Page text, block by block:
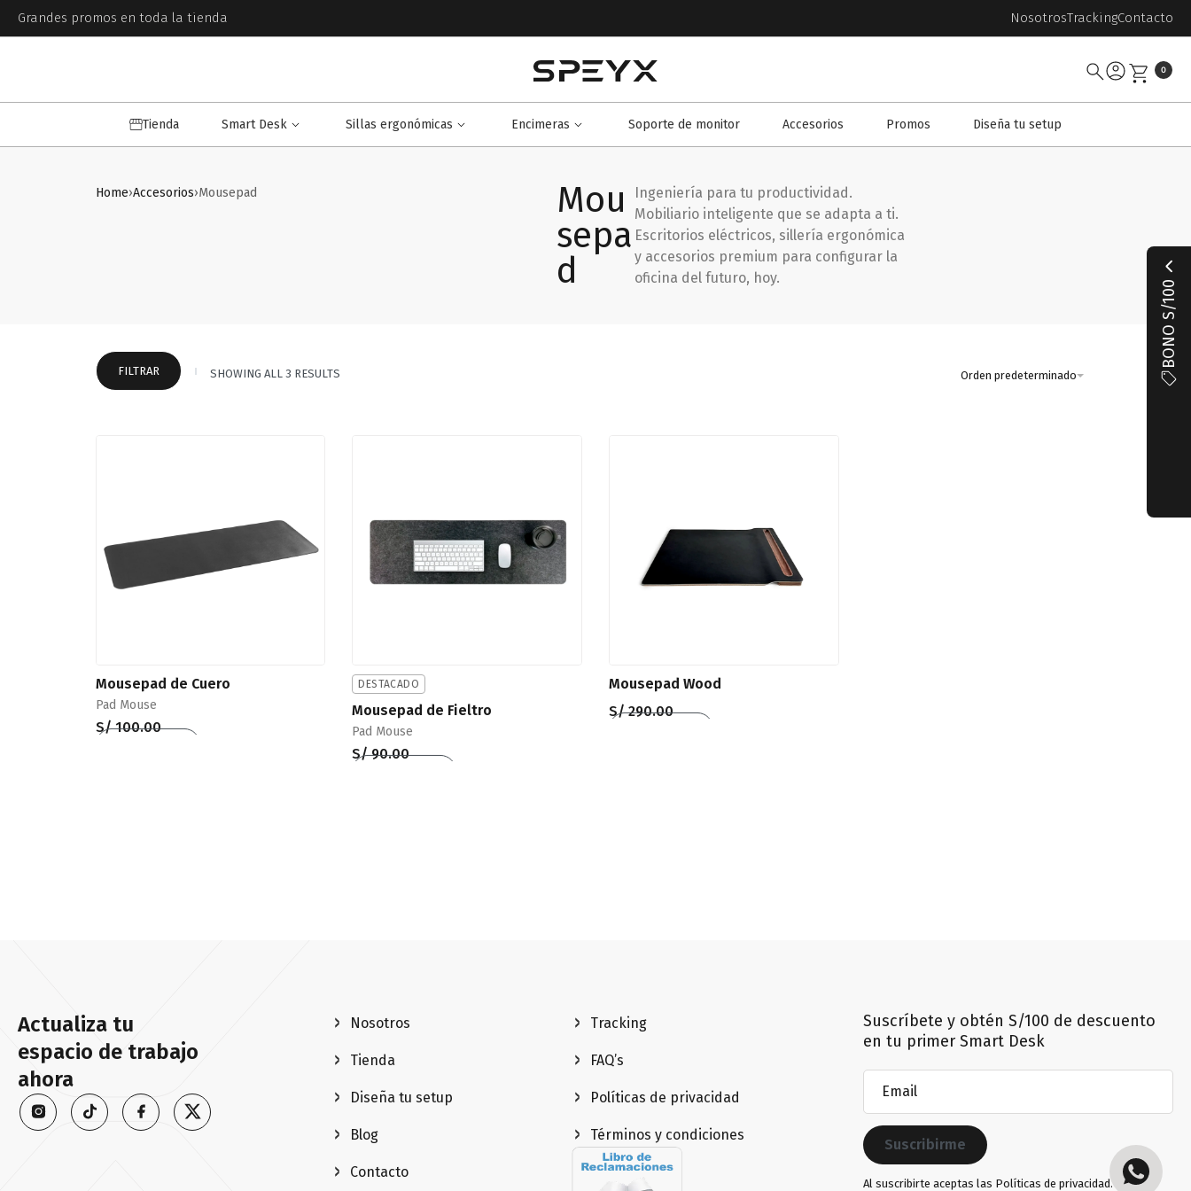
Grandes promos en toda la tienda NosotrosTrackingContacto
0
Tienda Smart Desk Sillas ergonómicas Encimeras Soporte de monitor Accesorios Promos Diseña tu setup
Home›Accesorios›Mousepad
Mou
sepa
d
Ingeniería para tu productividad.
Mobiliario inteligente que se adapta a ti.
Escritorios eléctricos, sillería ergonómica
y accesorios premium para configurar la
oficina del futuro, hoy.
SHOWING ALL 3 RESULTS Orden predeterminado
FILTRAR
Mousepad de Cuero
Pad Mouse
S/100.00
DESTACADO
Mousepad de Fieltro
Pad Mouse
S/90.00
Mousepad Wood
S/290.00
Actualiza tu
espacio de trabajo
ahora
Nosotros
Tienda
Diseña tu setup
Blog
Contacto
Tracking
FAQ’s
Políticas de privacidad
Términos y condiciones
Suscríbete y obtén S/100 de descuento
en tu primer Smart Desk
(Obligatorio)
Al suscribirte aceptas las Políticas de privacidad.
BONO S/100